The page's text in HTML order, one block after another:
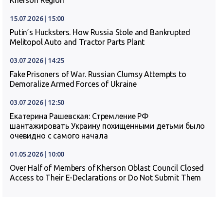
15.07.2026 | 15:00
Putin’s Hucksters. How Russia Stole and Bankrupted
Melitopol Auto and Tractor Parts Plant
03.07.2026 | 14:25
Fake Prisoners of War. Russian Clumsy Attempts to
Demoralize Armed Forces of Ukraine
03.07.2026 | 12:50
Екатерина Рашевская: Стремление РФ
шантажировать Украину похищенными детьми было
очевидно с самого начала
01.05.2026 | 10:00
Over Half of Members of Kherson Oblast Council Closed
Access to Their E-Declarations or Do Not Submit Them